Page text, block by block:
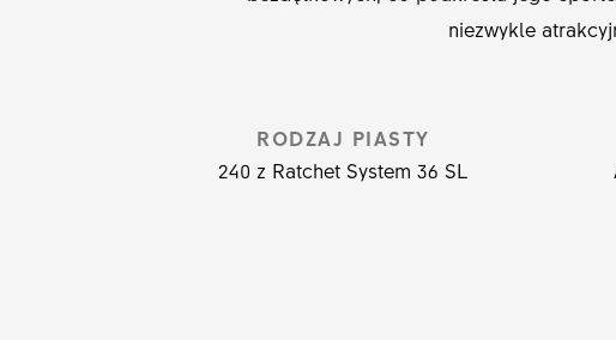
niezwykle
RODZAJ PIASTY
240 z Ratchet System 36 SL